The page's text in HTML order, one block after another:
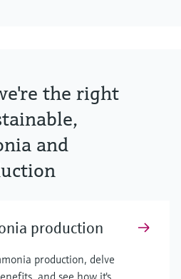
the right
and
production
production, delve
and see how it's